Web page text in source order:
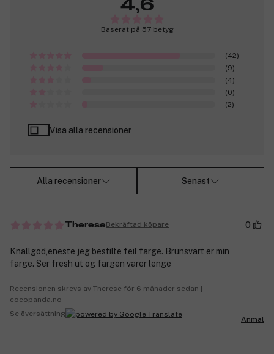
4,6
Baserat på 57 betyg
(42)
(9)
(4)
(0)
(2)
Visa alla recensioner
Alla recensioner Senast
ThereseBekräftad köpare 0
Knallgod,eneste jeg bestilte feil farge. Brunsvart er min
farge. Ser fresh ut og fargen varer lenge
Recensionen skrevs av Therese för 6 månader sedan |
cocopanda.no
Se översättning
Anmäl